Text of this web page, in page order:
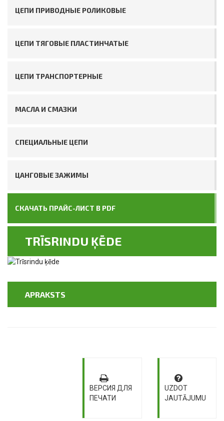
ЦЕПИ ПРИВОДНЫЕ РОЛИКОВЫЕ
ЦЕПИ ТЯГОВЫЕ ПЛАСТИНЧАТЫЕ
ЦЕПИ ТРАНСПОРТЕРНЫЕ
МАСЛА И СМАЗКИ
СПЕЦИАЛЬНЫЕ ЦЕПИ
ЦАНГОВЫЕ ЗАЖИМЫ
СКАЧАТЬ ПРАЙС-ЛИСТ В PDF
TRĪSRINDU ĶĒDE
APRAKSTS
ВЕРСИЯ ДЛЯ
ПЕЧАТИ
UZDOT
JAUTĀJUMU